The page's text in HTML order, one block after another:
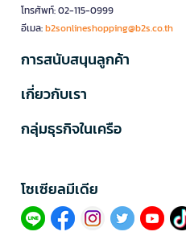
โทรศัพท์: 02-115-0999
อีเมล:b2sonlineshopping@b2s.co.th
การสนับสนุนลูกค้า
เกี่ยวกับเรา
กลุ่มธุรกิจในเครือ
โซเซียลมีเดีย​